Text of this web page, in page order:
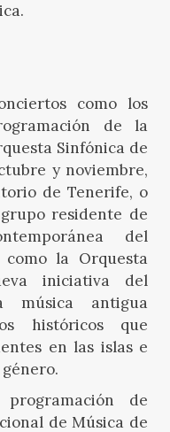
como los
de la
Sinfónica de
y noviembre,
de Tenerife, o
residente de
del
la Orquesta
iniciativa del
música antigua
históricos que
en las islas e
de
de Música de